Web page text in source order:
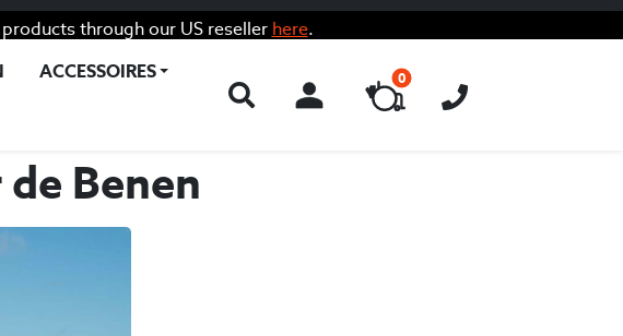
through our US reseller here.
ACCESSOIRES
ACCOUNT
0
Benen